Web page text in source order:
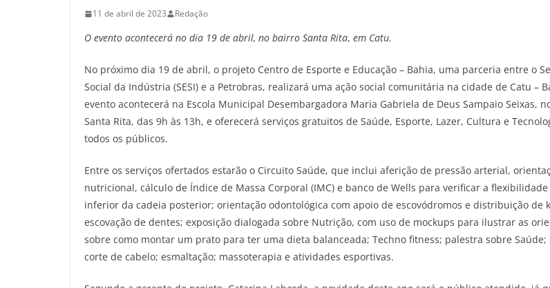
11 de abril de 2023 Redação
O evento acontecerá no dia 19 de abril, no bairro Santa Rita, em Catu.
No próximo dia 19 de abril, o projeto Centro de Esporte e Educação – Bahia, uma parceria entre o
Social da Indústria (SESI) e a Petrobras, realizará uma ação social comunitária na cidade de Catu –
evento acontecerá na Escola Municipal Desembargadora Maria Gabriela de Deus Sampaio Seixas,
Santa Rita, das 9h às 13h, e oferecerá serviços gratuitos de Saúde, Esporte, Lazer, Cultura e
todos os públicos.
Entre os serviços ofertados estarão o Circuito Saúde, que inclui aferição de pressão arterial,
nutricional, cálculo de Índice de Massa Corporal (IMC) e banco de Wells para verificar a
inferior da cadeia posterior; orientação odontológica com apoio de escovódromos e distribuição de
escovação de dentes; exposição dialogada sobre Nutrição, com uso de mockups para ilustrar as
sobre como montar um prato para ter uma dieta balanceada; Techno fitness; palestra sobre Saúde;
corte de cabelo; esmaltação; massoterapia e atividades esportivas.